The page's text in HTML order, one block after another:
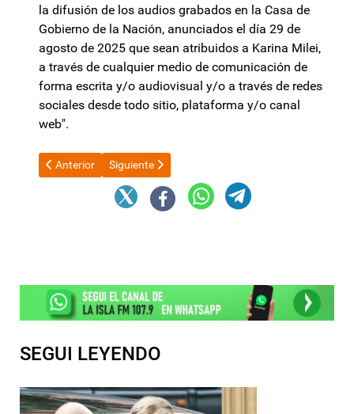
la difusión de los audios grabados en la Casa de
Gobierno de la Nación, anunciados el día 29 de
agosto de 2025 que sean atribuidos a Karina Milei,
a través de cualquier medio de comunicación de
forma escrita y/o audiovisual y/o a través de redes
sociales desde todo sitio, plataforma y/o canal
web".
Artículo anterior: ARCA modificó la aplicación de saldos de
Anterior Artículo siguiente: Catamarca, entre los 10
Siguiente
SEGUI LEYENDO